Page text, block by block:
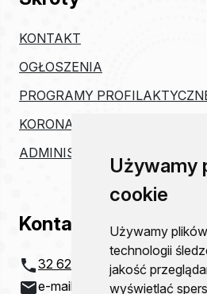
Używamy
cookie
Używamy
technologii
jakość
wyświetlać
KONTAKT
OGŁOSZENIA
PROGRAMY
KORONAWIRUS
ADMINISTRACJA
Kontakt
32 621 20 00
e-mail:
szpital@zco-dg.pl